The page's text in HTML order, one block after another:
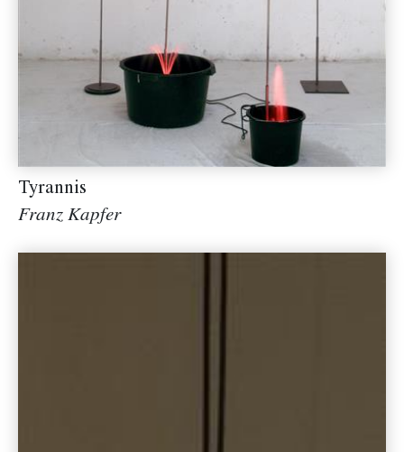
Tyrannis
Franz Kapfer